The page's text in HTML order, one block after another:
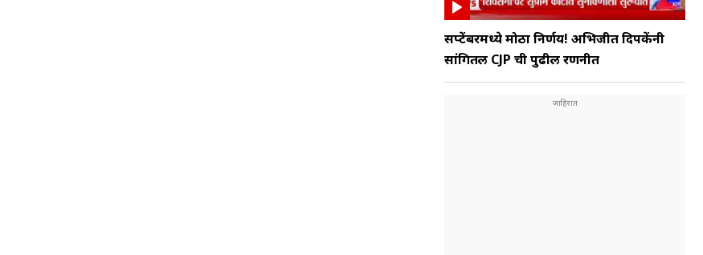
सप्टेंबरमध्ये मोठा निर्णय! अभिजीत दिपकेंनी
सांगितली CJP ची पुढील रणनीत